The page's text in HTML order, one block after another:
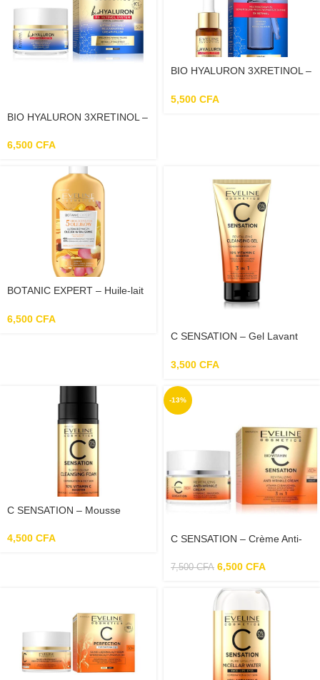
BIO HYALURON 3XRETINOL –
Pour Le Visage 50+ – 50ml
6,500 CFA
BIO HYALURON 3XRETINOL –
Intensément Anti-Rides – 18ml
5,500 CFA
BOTANIC EXPERT – Huile-lait
Pour Le Corps – 350ML
6,500 CFA
C SENSATION – Gel Lavant
– 150ml
3,500 CFA
C SENSATION – Mousse
4,500 CFA
-13%
C SENSATION – Crème Anti-
50ml
7,500CFA 6,500 CFA